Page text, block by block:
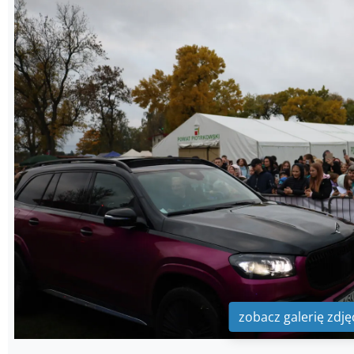
zobacz galerię